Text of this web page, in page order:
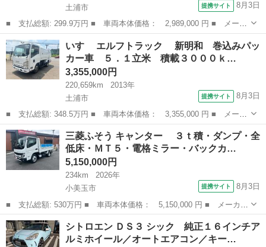
土浦市
提携サイト 8月3日
■ 支払総額: 299.9万円 ■ 車両本体価格： 2,989,000 円 ■ メーカ
ー名： フォード ■ 車種名： エコノライン ■ グレード名：
Ｅ１５０ ユーザー様買取車 サイドスライドドア 丸目 ■ 排気
量： 5...
茨城 土浦市 その他
いすゞ エルフトラック 新明和 巻込みパッ
カー車 ５．１立米 積載３０００ｋ…
3,355,000円
220,659km
2013年
土浦市
提携サイト 8月3日
■ 支払総額: 348.5万円 ■ 車両本体価格： 3,355,000 円 ■ メーカ
ー名： いすゞ ■ 車種名： エルフトラック ■ グレード名：
新明和 巻込みパッカー車 ５．１立米 積載３０００ｋｇ 汚水タ
ンク付 ...
茨城 土浦市 その他
三菱ふそう キャンター ３ｔ積・ダンプ・全
低床・ＭＴ５・電格ミラー・バックカ…
5,150,000円
234km
2026年
小美玉市
提携サイト 8月3日
■ 支払総額: 530万円 ■ 車両本体価格： 5,150,000 円 ■ メーカー
名： 三菱ふそう ■ 車種名： キャンター ■ グレード名： ３
ｔ積・ダンプ・全低床・ＭＴ５・電格ミラー・バックカメラ・車線逸
脱警報装置...
茨城 小美玉市
シトロエン ＤＳ３ シック 純正１６インチア
ルミホイール／オートエアコン／キー…